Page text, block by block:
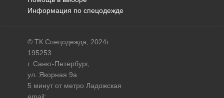
Информация по спецодежде
© ТК Спецодежда, 2024г
195253
г. Санкт-Петербург,
ул. Якорная 9а
5 минут от метро Ладожская